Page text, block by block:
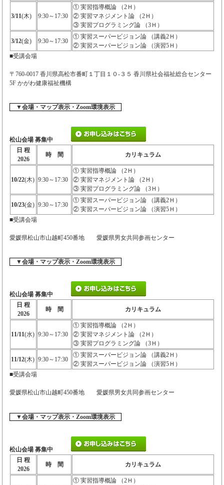
3/11(木) 9:30～17:30
① 実習指導概論 （2Ｈ）
② 実習マネジメント論 （2Ｈ）
③ 実習プログラミング論 （3Ｈ）
3/12(金) 9:30～17:30
① 実習スーパービジョン論 （講義2Ｈ）
② 実習スーパービジョン論 （演習5Ｈ）
■受講会場
〒760-0017 香川県高松市番町１丁目１０-３５ 香川県社会福祉総合センター
5F かがわ健康福祉機構
▼会場・マップ表示・Zoom環境表示
松山会場 募集中
日 程
2026
時 間 カリキュラム
10/22(木) 9:30～17:30
① 実習指導概論 （2Ｈ）
② 実習マネジメント論 （2Ｈ）
③ 実習プログラミング論 （3Ｈ）
10/23(金) 9:30～17:30
① 実習スーパービジョン論 （講義2Ｈ）
② 実習スーパービジョン論 （演習5Ｈ）
■受講会場
愛媛県松山市山越町450番地 愛媛県男女共同参画センター
▼会場・マップ表示・Zoom環境表示
松山会場 募集中
日 程
2026
時 間 カリキュラム
11/11(水) 9:30～17:30
① 実習指導概論 （2Ｈ）
② 実習マネジメント論 （2Ｈ）
③ 実習プログラミング論 （3Ｈ）
11/12(木) 9:30～17:30
① 実習スーパービジョン論 （講義2Ｈ）
② 実習スーパービジョン論 （演習5Ｈ）
■受講会場
愛媛県松山市山越町450番地 愛媛県男女共同参画センター
▼会場・マップ表示・Zoom環境表示
松山会場 募集中
日 程
2026
時 間 カリキュラム
① 実習指導概論 （2Ｈ）